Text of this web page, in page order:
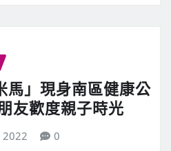
馬」現身南區健康公
友歡度親子時光
2022 0